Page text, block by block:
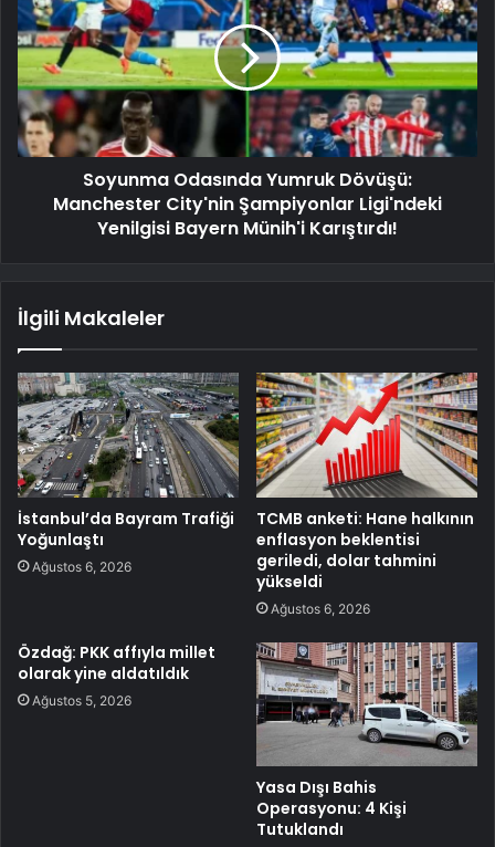
Soyunma Odasında Yumruk Dövüşü:
Manchester City'nin Şampiyonlar Ligi'ndeki
Yenilgisi Bayern Münih'i Karıştırdı!
İlgili Makaleler
İstanbul’da Bayram Trafiği
Yoğunlaştı
Ağustos 6, 2026
TCMB anketi: Hane halkının
enflasyon beklentisi
geriledi, dolar tahmini
yükseldi
Ağustos 6, 2026
Özdağ: PKK affıyla millet
olarak yine aldatıldık
Ağustos 5, 2026
Yasa Dışı Bahis
Operasyonu: 4 Kişi
Tutuklandı